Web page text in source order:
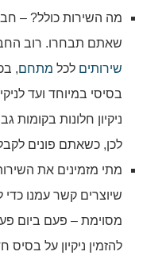
מה השירות כולל? –
שאתם תבחרו. רוב
שירותים לכל מתחם,
בסיסי במיוחד ועד
ניקיון חלונות בקומות
לכן, כשאתם פונים
מתי מזמינים את
שיוצרים קשר עמנו כדי
מסוימת – פעם ביום
להזמין ניקיון על